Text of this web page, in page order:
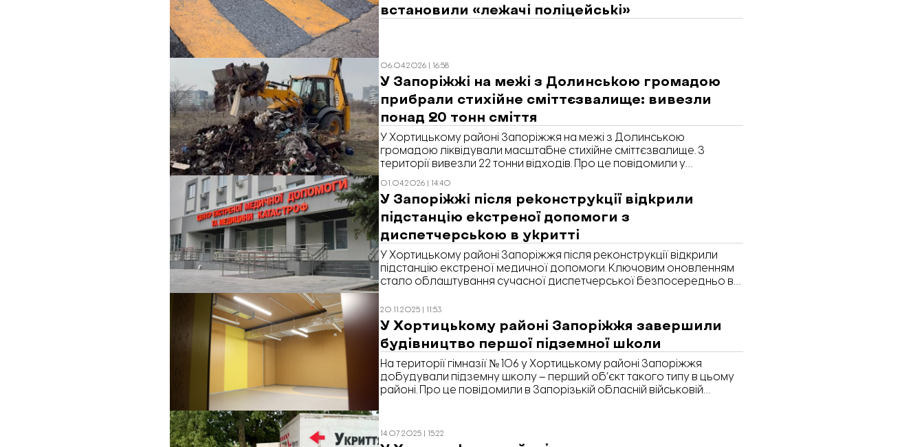
встановили «лежачі поліцейські»
06.04.2026 | 16:58
У Запоріжжі на межі з Долинською громадою
прибрали стихійне сміттєзвалище: вивезли
понад 20 тонн сміття
У Хортицькому районі Запоріжжя на межі з Долинською
громадою ліквідували масштабне стихійне сміттєзвалище. З
території вивезли 22 тонни відходів. Про це повідомили у
01.04.2026 | 14:40
У Запоріжжі після реконструкції відкрили
підстанцію екстреної допомоги з
диспетчерською в укритті
У Хортицькому районі Запоріжжя після реконструкції відкрили
підстанцію екстреної медичної допомоги. Ключовим оновленням
стало облаштування сучасної диспетчерської безпосередньо в
адміністрації.
20.11.2025 | 11:53
У Хортицькому районі Запоріжжя завершили
будівництво першої підземної школи
На території гімназії № 106 у Хортицькому районі Запоріжжя
добудували підземну школу – перший об’єкт такого типу в цьому
районі. Про це повідомили в Запорізькій обласній військовій
14.07.2025 | 15:22